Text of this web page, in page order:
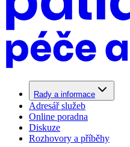
Rady a informace
Adresář služeb
Online poradna
Diskuze
Rozhovory a příběhy